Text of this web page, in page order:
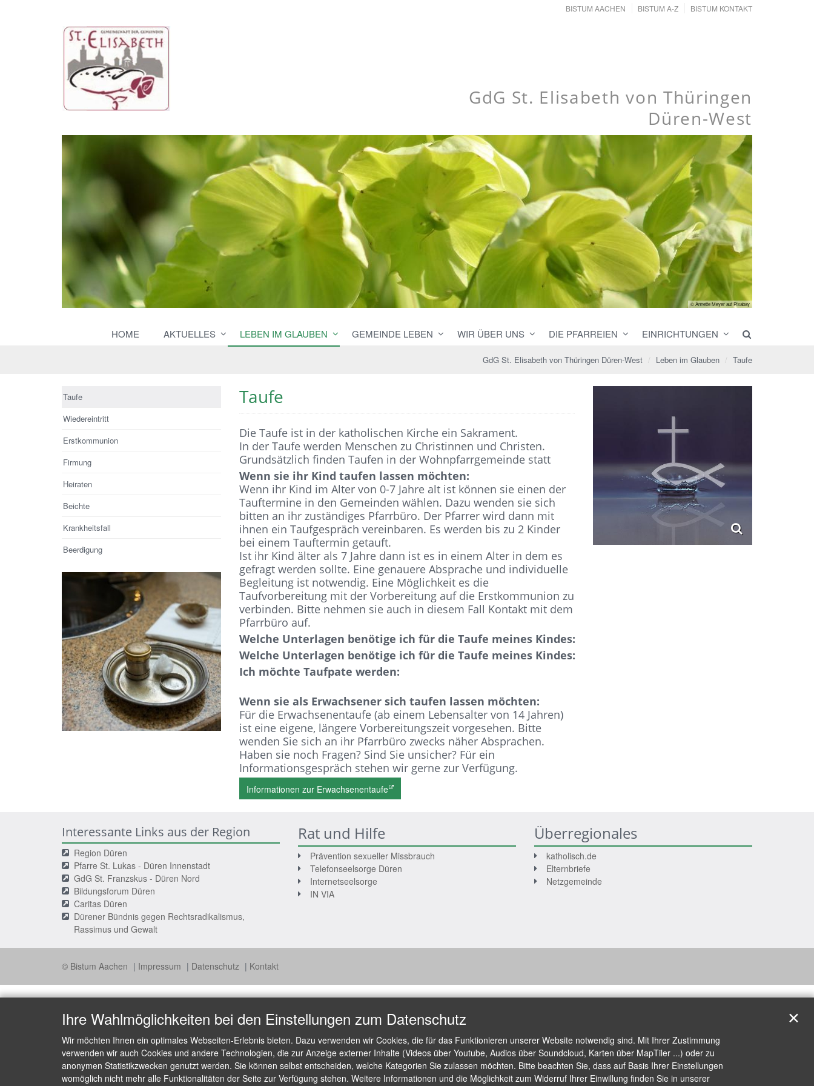
BISTUM AACHEN BISTUM A-Z BISTUM KONTAKT
GdG St. Elisabeth von Thüringen
Düren-West
© Annette Meyer auf Pixabay
HOME AKTUELLES LEBEN IM GLAUBEN GEMEINDE LEBEN WIR ÜBER UNS DIE PFARREIEN EINRICHTUNGEN
GdG St. Elisabeth von Thüringen Düren-West Leben im Glauben Taufe
Taufe
Die Taufe ist in der katholischen Kirche ein Sakrament.
In der Taufe werden Menschen zu Christinnen und Christen.
Grundsätzlich finden Taufen in der Wohnpfarrgemeinde statt
Wenn sie ihr Kind taufen lassen möchten:
Wenn ihr Kind im Alter von 0-7 Jahre alt ist können sie einen der
Tauftermine in den Gemeinden wählen. Dazu wenden sie sich
bitten an ihr zuständiges Pfarrbüro. Der Pfarrer wird dann mit
ihnen ein Taufgespräch vereinbaren. Es werden bis zu 2 Kinder
bei einem Tauftermin getauft.
Ist ihr Kind älter als 7 Jahre dann ist es in einem Alter in dem es
gefragt werden sollte. Eine genauere Absprache und individuelle
Begleitung ist notwendig. Eine Möglichkeit es die
Taufvorbereitung mit der Vorbereitung auf die Erstkommunion zu
verbinden. Bitte nehmen sie auch in diesem Fall Kontakt mit dem
Pfarrbüro auf.
Welche Unterlagen benötige ich für die Taufe meines Kindes:
Welche Unterlagen benötige ich für die Taufe meines Kindes:
Ich möchte Taufpate werden:
Wenn sie als Erwachsener sich taufen lassen möchten:
Für die Erwachsenentaufe (ab einem Lebensalter von 14 Jahren)
ist eine eigene, längere Vorbereitungszeit vorgesehen. Bitte
wenden Sie sich an ihr Pfarrbüro zwecks näher Absprachen.
Haben sie noch Fragen? Sind Sie unsicher? Für ein
Informationsgespräch stehen wir gerne zur Verfügung.
Informationen zur Erwachsenentaufe
Taufe
Wiedereintritt
Erstkommunion
Firmung
Heiraten
Beichte
Krankheitsfall
Beerdigung
Interessante Links aus der Region
Region Düren
Pfarre St. Lukas - Düren Innenstadt
GdG St. Franzskus - Düren Nord
Bildungsforum Düren
Caritas Düren
Dürener Bündnis gegen Rechtsradikalismus,
Rassimus und Gewalt
Rat und Hilfe
Prävention sexueller Missbrauch
Telefonseelsorge Düren
Internetseelsorge
IN VIA
Überregionales
katholisch.de
Elternbriefe
Netzgemeinde
© Bistum Aachen Impressum Datenschutz Kontakt
Ihre Wahlmöglichkeiten bei den Einstellungen zum Datenschutz
Wir möchten Ihnen ein optimales Webseiten-Erlebnis bieten. Dazu verwenden wir Cookies, die für das Funktionieren unserer Website notwendig sind. Mit Ihrer Zustimmung
verwenden wir auch Cookies und andere Technologien, die zur Anzeige externer Inhalte (Videos über Youtube, Audios über Soundcloud, Karten über MapTiler ...) oder zu
anonymen Statistikzwecken genutzt werden. Sie können selbst entscheiden, welche Kategorien Sie zulassen möchten. Bitte beachten Sie, dass auf Basis Ihrer Einstellungen
womöglich nicht mehr alle Funktionalitäten der Seite zur Verfügung stehen. Weitere Informationen und die Möglichkeit zum Widerruf Ihrer Einwillung finden Sie in unserer
✕